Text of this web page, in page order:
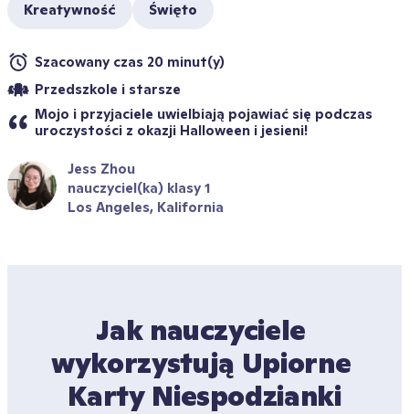
Kreatywność Święto
Szacowany czas 20 minut(y)
Przedszkole i starsze
Mojo i przyjaciele uwielbiają pojawiać się podczas
uroczystości z okazji Halloween i jesieni!
Jess Zhou
nauczyciel(ka) klasy 1
Los Angeles, Kalifornia
Jak nauczyciele
wykorzystują Upiorne
Karty Niespodzianki